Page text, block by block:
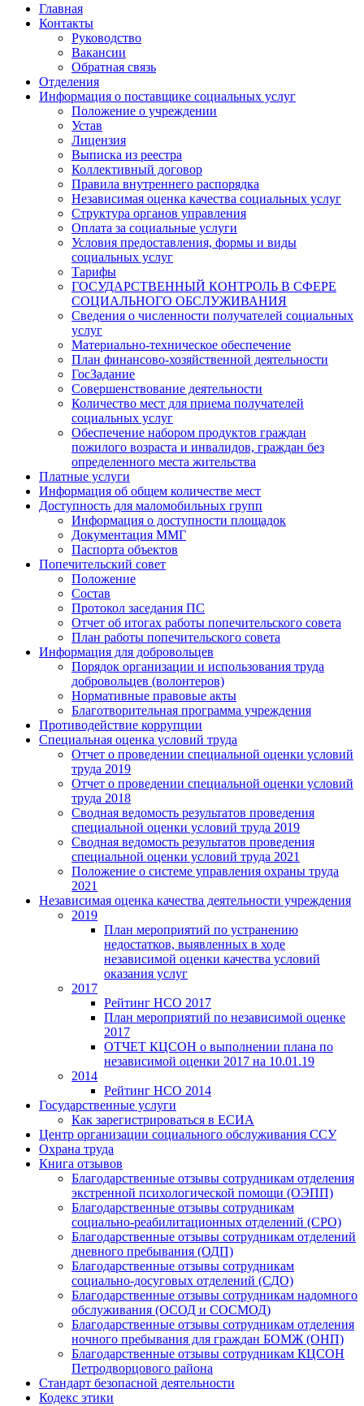
Главная
Контакты
Руководство
Вакансии
Обратная связь
Отделения
Информация о поставщике социальных услуг
Положение о учреждении
Устав
Лицензия
Выписка из реестра
Коллективный договор
Правила внутреннего распорядка
Независимая оценка качества социальных услуг
Структура органов управления
Оплата за социальные услуги
Условия предоставления, формы и виды
социальных услуг
Тарифы
ГОСУДАРСТВЕННЫЙ КОНТРОЛЬ В СФЕРЕ
СОЦИАЛЬНОГО ОБСЛУЖИВАНИЯ
Сведения о численности получателей социальных
услуг
Материально-техническое обеспечение
План финансово-хозяйственной деятельности
ГосЗадание
Совершенствование деятельности
Количество мест для приема получателей
социальных услуг
Обеспечение набором продуктов граждан
пожилого возраста и инвалидов, граждан без
определенного места жительства
Платные услуги
Информация об общем количестве мест
Доступность для маломобильных групп
Информация о доступности площадок
Документация ММГ
Паспорта объектов
Попечительский совет
Положение
Состав
Протокол заседания ПС
Отчет об итогах работы попечительского совета
План работы попечительского совета
Информация для добровольцев
Порядок организации и использования труда
добровольцев (волонтеров)
Нормативные правовые акты
Благотворительная программа учреждения
Противодействие коррупции
Специальная оценка условий труда
Отчет о проведении специальной оценки условий
труда 2019
Отчет о проведении специальной оценки условий
труда 2018
Сводная ведомость результатов проведения
специальной оценки условий труда 2019
Сводная ведомость результатов проведения
специальной оценки условий труда 2021
Положение о системе управления охраны труда
2021
Независимая оценка качества деятельности учреждения
2019
План мероприятий по устранению
недостатков, выявленных в ходе
независимой оценки качества условий
оказания услуг
2017
Рейтинг НСО 2017
План мероприятий по независимой оценке
2017
ОТЧЕТ КЦСОН о выполнении плана по
независимой оценки 2017 на 10.01.19
2014
Рейтинг НСО 2014
Государственные услуги
Как зарегистрироваться в ЕСИА
Центр организации социального обслуживания ССУ
Охрана труда
Книга отзывов
Благодарственные отзывы сотрудникам отделения
экстренной психологической помощи (ОЭПП)
Благодарственные отзывы сотрудникам
социально-реабилитационных отделений (СРО)
Благодарственные отзывы сотрудникам отделений
дневного пребывания (ОДП)
Благодарственные отзывы сотрудникам
социально-досуговых отделений (СДО)
Благодарственные отзывы сотрудникам надомного
обслуживания (ОСОД и СОСМОД)
Благодарственные отзывы сотрудникам отделения
ночного пребывания для граждан БОМЖ (ОНП)
Благодарственные отзывы сотрудникам КЦСОН
Петродворцового района
Стандарт безопасной деятельности
Кодекс этики